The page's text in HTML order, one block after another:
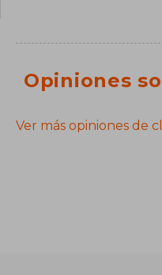
Opiniones
Ver más opiniones de